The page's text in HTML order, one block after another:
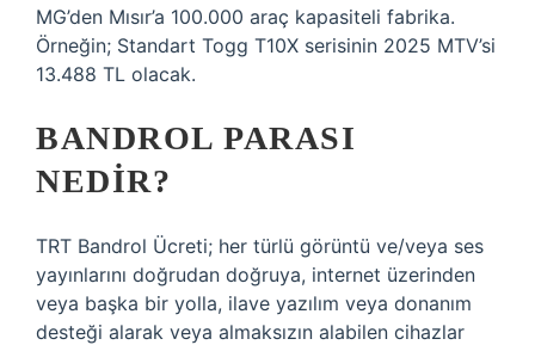
MG’den Mısır’a 100.000 araç kapasiteli fabrika.
Örneğin; Standart Togg T10X serisinin 2025 MTV’si
13.488 TL olacak.
BANDROL PARASI
NEDIR?
TRT Bandrol Ücreti; her türlü görüntü ve/veya ses
yayınlarını doğrudan doğruya, internet üzerinden
veya başka bir yolla, ilave yazılım veya donanım
desteği alarak veya almaksızın alabilen cihazlar